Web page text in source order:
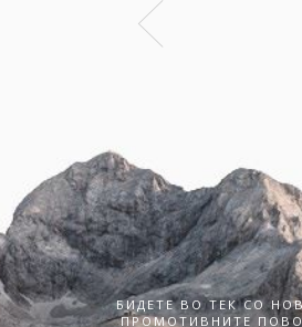
БИДЕТЕ ВО ТЕК СО
ПРОМОТИВНИТЕ